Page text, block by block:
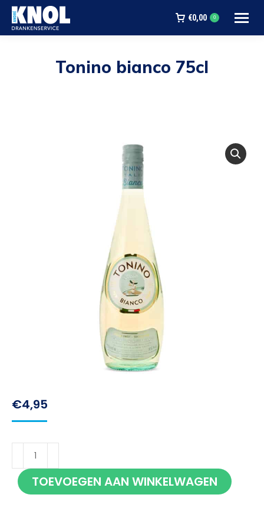
€0,00 0
Tonino bianco 75cl
€4,95
Tonino
bianco
75cl TOEVOEGEN AAN WINKELWAGEN